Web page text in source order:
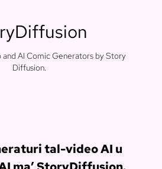
AI Comic Generators by Story
Diffusion.
tal-video AI u